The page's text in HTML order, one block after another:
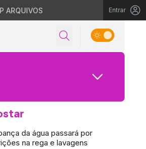
ARQUIVOS Entrar
da água passará por
na rega e lavagens